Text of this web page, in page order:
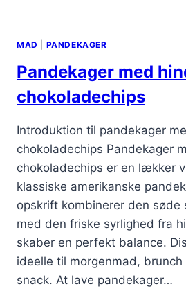
MAD PANDEKAGER
Pandekager med
chokoladechips
Introduktion til pandekager
chokoladechips Pandekager
chokoladechips er en lækker
klassiske amerikanske
opskrift kombinerer den søde
med den friske syrlighed fra
skaber en perfekt balance.
ideelle til morgenmad, brunch
snack. At lave pandekager…